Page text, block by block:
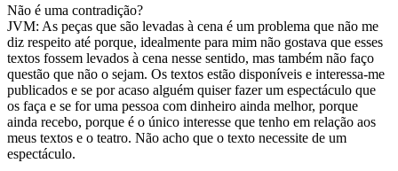
Não é uma contradição?
JVM: As peças que são levadas à cena é um problema que não me
diz respeito até porque, idealmente para mim não gostava que esses
textos fossem levados à cena nesse sentido, mas também não faço
questão que não o sejam. Os textos estão disponíveis e interessa-me
publicados e se por acaso alguém quiser fazer um espectáculo que
os faça e se for uma pessoa com dinheiro ainda melhor, porque
ainda recebo, porque é o único interesse que tenho em relação aos
meus textos e o teatro. Não acho que o texto necessite de um
espectáculo.